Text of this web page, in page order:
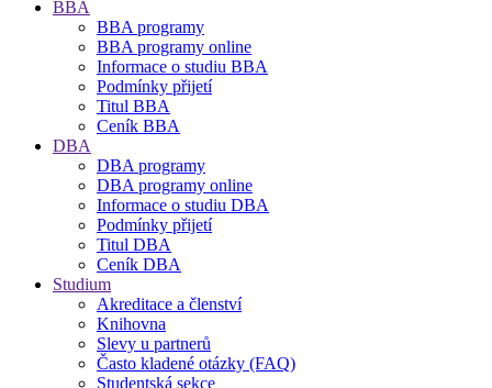
BBA
BBA programy
BBA programy online
Informace o studiu BBA
Podmínky přijetí
Titul BBA
Ceník BBA
DBA
DBA programy
DBA programy online
Informace o studiu DBA
Podmínky přijetí
Titul DBA
Ceník DBA
Studium
Akreditace a členství
Knihovna
Slevy u partnerů
Často kladené otázky (FAQ)
Studentská sekce